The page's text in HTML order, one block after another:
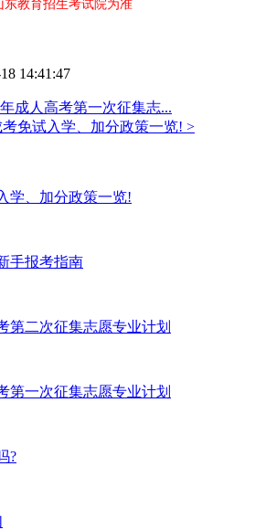
教育招生考试院为准
14:41:47
成人高考第一次征集志...
考免试入学、加分政策一览! >
学、加分政策一览!
手报考指南
第二次征集志愿专业计划
第一次征集志愿专业计划
?